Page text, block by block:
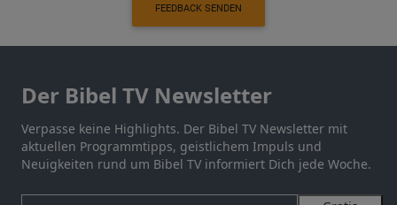
FEEDBACK SENDEN
Der Bibel TV Newsletter
Verpasse keine Highlights. Der Bibel TV Newsletter mit
aktuellen Programmtipps, geistlichem Impuls und
Neuigkeiten rund um Bibel TV informiert Dich jede Woche.